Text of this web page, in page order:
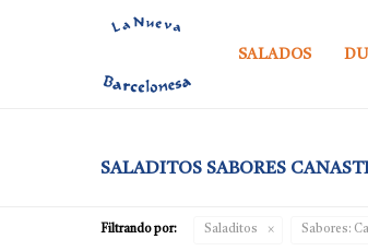
SALADOS
SALADITOS SABORES
Filtrando por: Saladitos Sabores: